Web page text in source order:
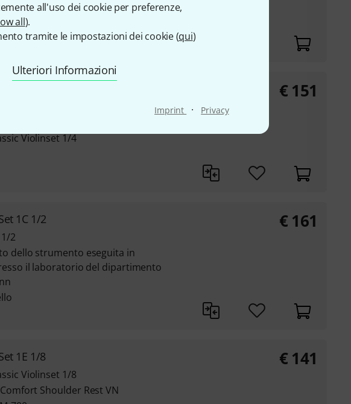
all'uso dei cookie per preferenze,
all).
tramite le impostazioni dei cookie (qui)
Ulteriori Informazioni
Imprint · Privacy
acero (tinta noce)
Violinset 1/4
€ 151
1C 1/2
2
dello strumento eseguita in
il laboratorio del dipartimento
€ 161
1E 1/8
Violinset 1/8
Shoulder Rest VN
€ 141